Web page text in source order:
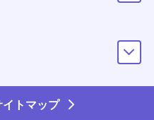
イトマップ